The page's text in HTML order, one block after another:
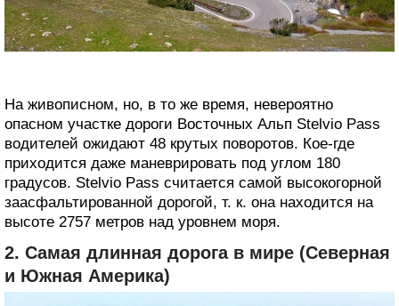
На живописном, но, в то же время, невероятно
опасном участке дороги Восточных Альп Stelvio Pass
водителей ожидают 48 крутых поворотов. Кое-где
приходится даже маневрировать под углом 180
градусов. Stelvio Pass считается самой высокогорной
заасфальтированной дорогой, т. к. она находится на
высоте 2757 метров над уровнем моря.
2. Самая длинная дорога в мире (Северная
и Южная Америка)